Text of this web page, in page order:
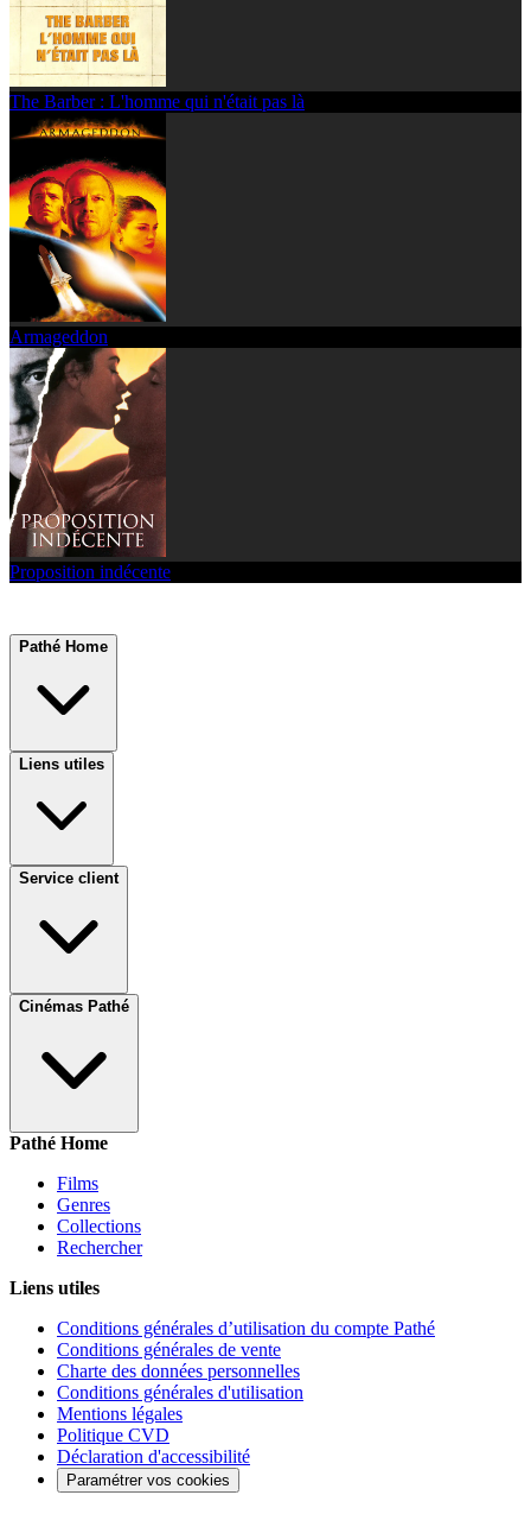
The Barber : L'homme qui n'était pas là
Armageddon
Proposition indécente
Pathé Home
Liens utiles
Service client
Cinémas Pathé
Pathé Home
Films
Genres
Collections
Rechercher
Liens utiles
Conditions générales d’utilisation du compte Pathé
Conditions générales de vente
Charte des données personnelles
Conditions générales d'utilisation
Mentions légales
Politique CVD
Déclaration d'accessibilité
Paramétrer vos cookies